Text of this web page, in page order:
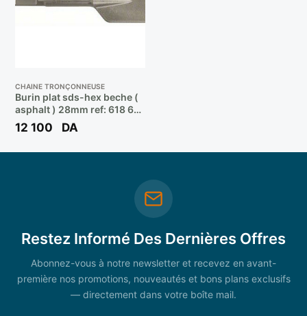
CHAINE TRONÇONNEUSE
Burin plat sds-hex beche (
asphalt ) 28mm ref: 618 601
011 ** BOSCH
12 100 DA
Restez Informé Des Dernières Offres
Abonnez-vous à notre newsletter et recevez en avant-
première nos promotions, nouveautés et bons plans exclusifs
— directement dans votre boîte mail.